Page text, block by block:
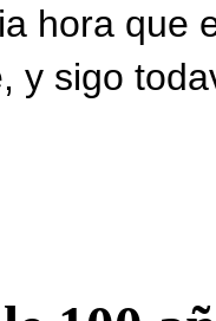
hora que
y sigo